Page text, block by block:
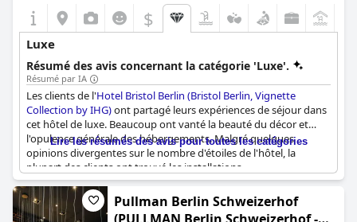
$
Luxe
Résumé des avis concernant la catégorie 'Luxe'.
Résumé par IA
Les clients de l'Hotel Bristol Berlin (Bristol Berlin, Vignette
Collection by IHG)ont partagé leurs expériences de séjour dans
cet hôtel de luxe. Beaucoup ont vanté la beauté du décor et
l'opulence générale des hébergements. Malgré quelques
opinions divergentes sur le nombre d'étoiles de l'hôtel, la
plupart des clients ont trouvé les installations
exceptionnellement luxueuses, notamment une piscine
fantastique et des chambres bien aménagées. Certains ont
même comparé favorablement leur expérience à celle d'hôtels
Lire les résumés des avis pour toutes les catégories
Pullman Berlin Schweizerhof
(PULLMAN Berlin Schweizerhof -